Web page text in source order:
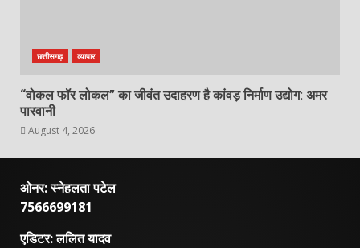
छत्तीसगढ़ व्यापार
“वोकल फॉर लोकल” का जीवंत उदाहरण है कांवड़ निर्माण उद्योग: अमर
पारवानी
August 4, 2026
ओनर: स्नेहलता पटेल
7566699181
एडिटर: ललित यादव